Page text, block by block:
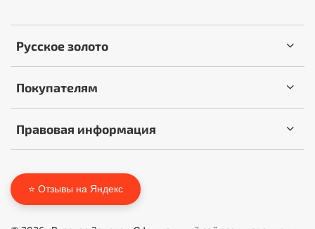
Русское золото
Покупателям
Правовая информация
⭐ Отзывы на Яндекс